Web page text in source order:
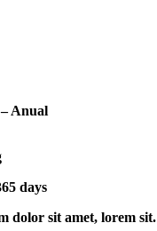
Anual
days
dolor sit amet, lorem sit.